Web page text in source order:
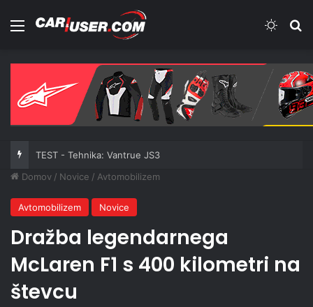
Meni
TEST - Tehnika: Vantrue JS3
Domov / Novice / Avtomobilizem
Avtomobilizem Novice
Dražba legendarnega
McLaren F1 s 400 kilometri na
števcu